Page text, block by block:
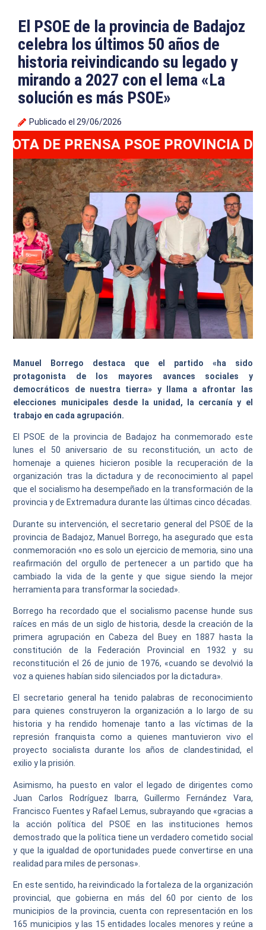
El PSOE de la provincia de Badajoz
celebra los últimos 50 años de
historia reivindicando su legado y
mirando a 2027 con el lema «La
solución es más PSOE»
Publicado el 29/06/2026
DE PRENSA PSOE PROVINCIA DE
Manuel Borrego destaca que el partido «ha sido
protagonista de los mayores avances sociales y
democráticos de nuestra tierra» y llama a afrontar las
elecciones municipales desde la unidad, la cercanía y el
trabajo en cada agrupación.
El PSOE de la provincia de Badajoz ha conmemorado este
lunes el 50 aniversario de su reconstitución, un acto de
homenaje a quienes hicieron posible la recuperación de la
organización tras la dictadura y de reconocimiento al papel
que el socialismo ha desempeñado en la transformación de la
provincia y de Extremadura durante las últimas cinco décadas.
Durante su intervención, el secretario general del PSOE de la
provincia de Badajoz, Manuel Borrego, ha asegurado que esta
conmemoración «no es solo un ejercicio de memoria, sino una
reafirmación del orgullo de pertenecer a un partido que ha
cambiado la vida de la gente y que sigue siendo la mejor
herramienta para transformar la sociedad».
Borrego ha recordado que el socialismo pacense hunde sus
raíces en más de un siglo de historia, desde la creación de la
primera agrupación en Cabeza del Buey en 1887 hasta la
constitución de la Federación Provincial en 1932 y su
reconstitución el 26 de junio de 1976, «cuando se devolvió la
voz a quienes habían sido silenciados por la dictadura».
El secretario general ha tenido palabras de reconocimiento
para quienes construyeron la organización a lo largo de su
historia y ha rendido homenaje tanto a las víctimas de la
represión franquista como a quienes mantuvieron vivo el
proyecto socialista durante los años de clandestinidad, el
exilio y la prisión.
Asimismo, ha puesto en valor el legado de dirigentes como
Juan Carlos Rodríguez Ibarra, Guillermo Fernández Vara,
Francisco Fuentes y Rafael Lemus, subrayando que «gracias a
la acción política del PSOE en las instituciones hemos
demostrado que la política tiene un verdadero cometido social
y que la igualdad de oportunidades puede convertirse en una
realidad para miles de personas».
En este sentido, ha reivindicado la fortaleza de la organización
provincial, que gobierna en más del 60 por ciento de los
municipios de la provincia, cuenta con representación en los
165 municipios y las 15 entidades locales menores y reúne a